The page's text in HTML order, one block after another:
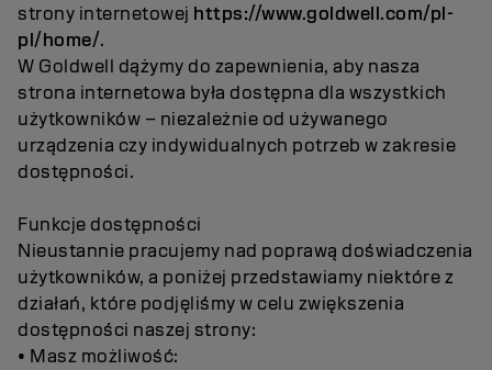
strony internetowej https://www.goldwell.com/pl-
pl/home/.
W Goldwell dążymy do zapewnienia, aby nasza
strona internetowa była dostępna dla wszystkich
użytkowników – niezależnie od używanego
urządzenia czy indywidualnych potrzeb w zakresie
dostępności.
Funkcje dostępności
Nieustannie pracujemy nad poprawą doświadczenia
użytkowników, a poniżej przedstawiamy niektóre z
działań, które podjęliśmy w celu zwiększenia
dostępności naszej strony:
• Masz możliwość: